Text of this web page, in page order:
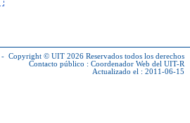
- Copyright © UIT 2026 Reservados todos los derechos
Contacto público : Coordenador Web del UIT-R
Actualizado el : 2011-06-15